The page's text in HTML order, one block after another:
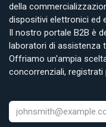
della
dispositivi elettronici ed
Il nostro portale B2B è
laboratori di assistenza
Offriamo un'ampia
concorrenziali,